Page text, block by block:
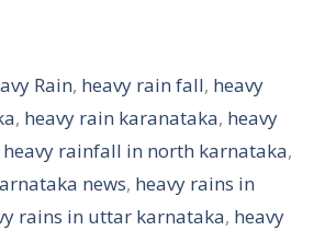
Rain, heavy rain fall, heavy
, heavy rain karanataka, heavy
heavy rainfall in north karnataka,
news, heavy rains in
rains in uttar karnataka, heavy